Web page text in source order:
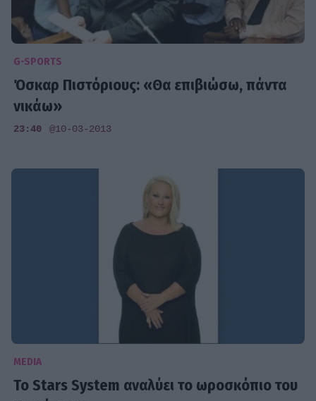
G-SPORTS
Όσκαρ Πιστόριους: «Θα επιβιώσω, πάντα
νικάω»
23:40 @10-03-2013
MEDIA
Το Stars System αναλύει το ωροσκόπιο του